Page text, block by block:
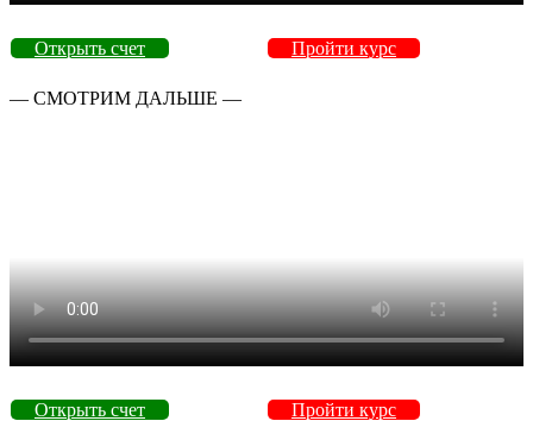
Открыть счет Пройти курс
— СМОТРИМ ДАЛЬШЕ —
Открыть счет Пройти курс